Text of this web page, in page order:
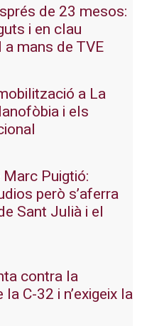
de 23 mesos:
i en clau
mans de TVE
a La
i els
Marc Puigtió:
però s’aferra
Sant Julià i el
contra la
C-32 i n’exigeix la